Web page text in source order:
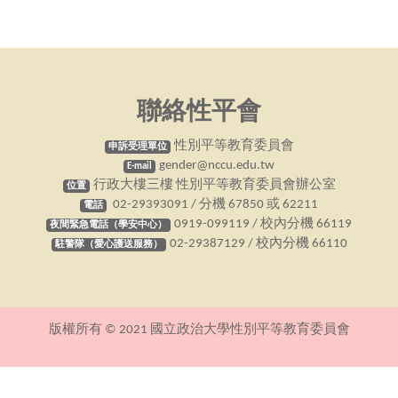
聯絡性平會
申訴受理單位 性別平等教育委員會
E-mail gender@nccu.edu.tw
位置 行政大樓三樓 性別平等教育委員會辦公室
電話 02-29393091 / 分機 67850 或 62211
夜間緊急電話（學安中心） 0919-099119 / 校內分機 66119
駐警隊（愛心護送服務） 02-29387129 / 校內分機 66110
版權所有 © 2021 國立政治大學性別平等教育委員會